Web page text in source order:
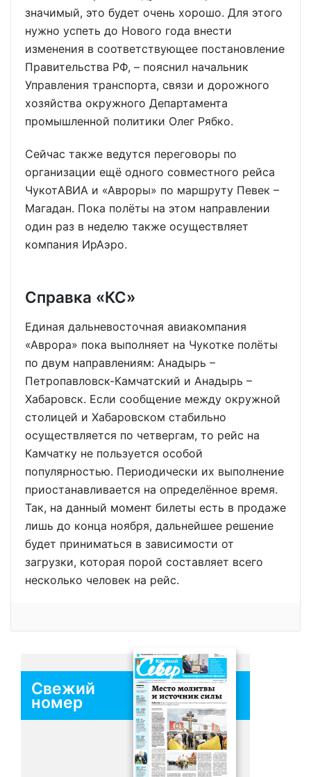
значимый, это будет очень хорошо. Для этого
нужно успеть до Нового года внести
изменения в соответствующее постановление
Правительства РФ, – пояснил начальник
Управления транспорта, связи и дорожного
хозяйства окружного Департамента
промышленной политики Олег Рябко.
Сейчас также ведутся переговоры по
организации ещё одного совместного рейса
ЧукотАВИА и «Авроры» по маршруту Певек –
Магадан. Пока полёты на этом направлении
один раз в неделю также осуществляет
компания ИрАэро.
Справка «КС»
Единая дальневосточная авиакомпания
«Аврора» пока выполняет на Чукотке полёты
по двум направлениям: Анадырь –
Петропавловск-Камчатский и Анадырь –
Хабаровск. Если сообщение между окружной
столицей и Хабаровском стабильно
осуществляется по четвергам, то рейс на
Камчатку не пользуется особой
популярностью. Периодически их выполнение
приостанавливается на определённое время.
Так, на данный момент билеты есть в продаже
лишь до конца ноября, дальнейшее решение
будет приниматься в зависимости от
загрузки, которая порой составляет всего
несколько человек на рейс.
Свежий
номер